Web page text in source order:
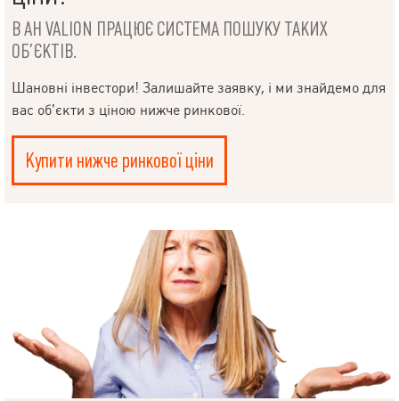
В АН VALION ПРАЦЮЄ СИСТЕМА ПОШУКУ ТАКИХ
ОБ’ЄКТІВ.
Шановні інвестори! Залишайте заявку, і ми знайдемо для
вас об’єкти з ціною нижче ринкової.
Купити нижче ринкової ціни